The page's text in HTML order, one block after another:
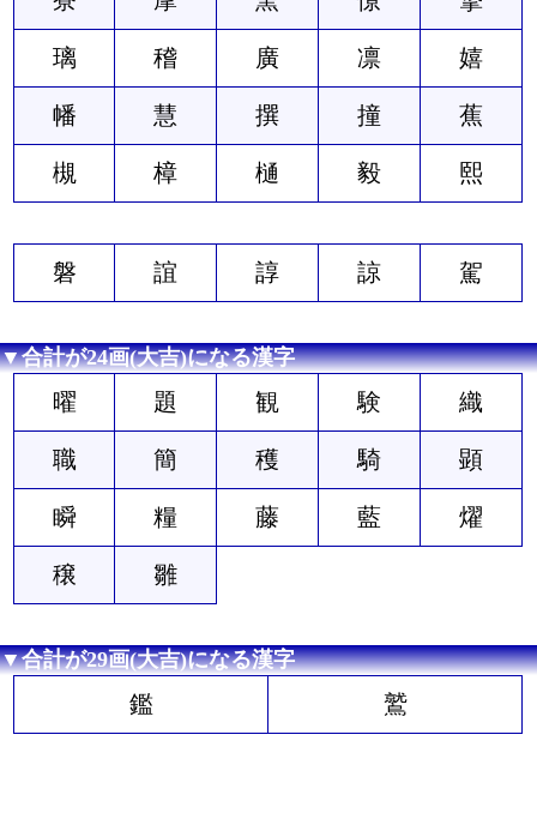
璃 稽 廣 凛 嬉
幡 慧 撰 撞 蕉
槻 樟 樋 毅 熙
磐 誼 諄 諒 駕
▼合計が24画(大吉)になる漢字
曜 題 観 験 織
職 簡 穫 騎 顕
瞬 糧 藤 藍 燿
穣 雛
▼合計が29画(大吉)になる漢字
鑑 鷲